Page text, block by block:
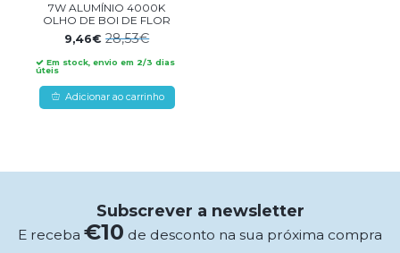
7W ALUMÍNIO 4000K
OLHO DE BOI DE FLOR
9,46€28,53€
Em stock, envio em 2/3 dias
úteis
Adicionar ao carrinho
Subscrever a newsletter
E receba €10 de desconto na sua próxima compra